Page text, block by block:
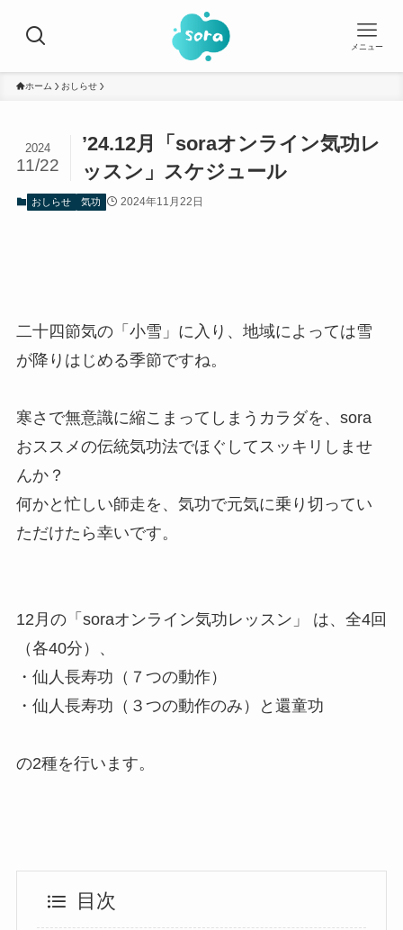
メニュー
ホーム おしらせ
’24.12月「soraオンライン気功レ
ッスン」スケジュール
2024
11/22
おしらせ 気功 2024年11月22日
二十四節気の「小雪」に入り、地域によっては雪
が降りはじめる季節ですね。
寒さで無意識に縮こまってしまうカラダを、sora
おススメの伝統気功法でほぐしてスッキリしませ
んか？
何かと忙しい師走を、気功で元気に乗り切ってい
ただけたら幸いです。
12月の「soraオンライン気功レッスン」 は、全4回
（各40分）、
・仙人長寿功（７つの動作）
・仙人長寿功（３つの動作のみ）と還童功
の2種を行います。
目次